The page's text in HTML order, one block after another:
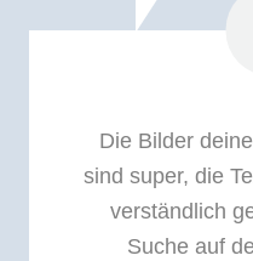
Die Bilder
sind super, die
verständlich
Suche auf